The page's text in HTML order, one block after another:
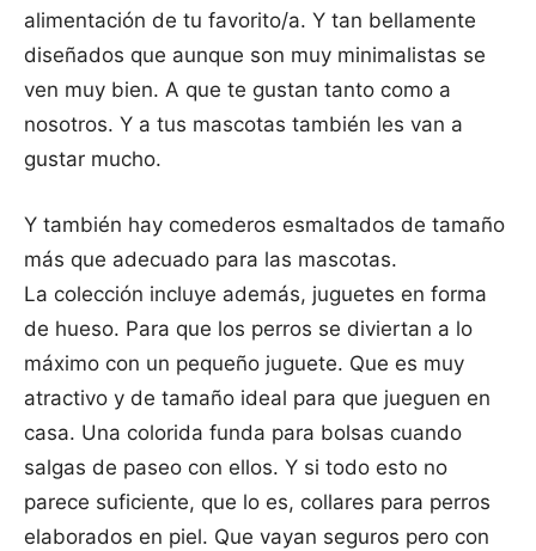
alimentación de tu favorito/a. Y tan bellamente
diseñados que aunque son muy minimalistas se
ven muy bien. A que te gustan tanto como a
nosotros. Y a tus mascotas también les van a
gustar mucho.
Y también hay comederos esmaltados de tamaño
más que adecuado para las mascotas.
La colección incluye además, juguetes en forma
de hueso. Para que los perros se diviertan a lo
máximo con un pequeño juguete. Que es muy
atractivo y de tamaño ideal para que jueguen en
casa. Una colorida funda para bolsas cuando
salgas de paseo con ellos. Y si todo esto no
parece suficiente, que lo es, collares para perros
elaborados en piel. Que vayan seguros pero con